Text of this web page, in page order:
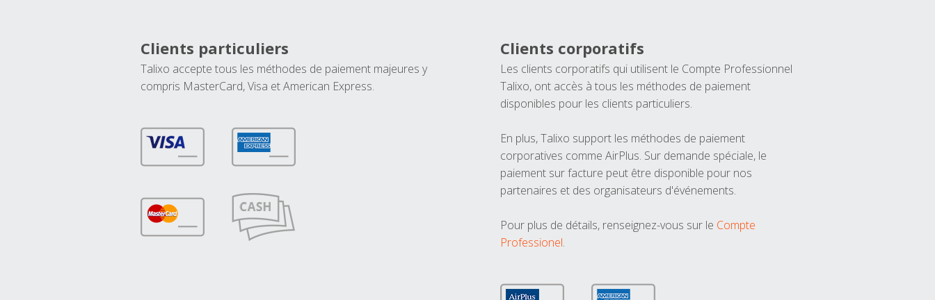
Clients particuliers
Talixo accepte tous les méthodes de paiement majeures y
compris MasterCard, Visa et American Express.
Clients corporatifs
Les clients corporatifs qui utilisent le Compte Professionnel
Talixo, ont accès à tous les méthodes de paiement
disponibles pour les clients particuliers.
En plus, Talixo support les méthodes de paiement
corporatives comme AirPlus. Sur demande spéciale, le
paiement sur facture peut être disponible pour nos
partenaires et des organisateurs d'événements.
Pour plus de détails, renseignez-vous sur le Compte
Professionel.